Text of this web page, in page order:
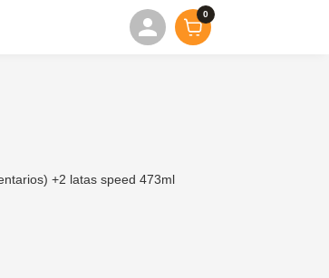
0
+2 latas speed 473ml